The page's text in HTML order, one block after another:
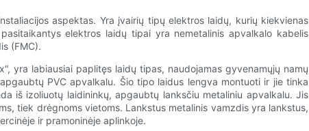
aspektas. Yra įvairių tipų elektros laidų, kurių kiekvienas
elektros laidų tipai yra nemetalinis apvalkalo kabelis
(FMC).
yra labiausiai paplitęs laidų tipas, naudojamas gyvenamųjų namų
PVC apvalkalu. Šio tipo laidus lengva montuoti ir jie tinka
iš izoliuotų laidininkų, apgaubtų lanksčiu metaliniu apvalkalu. Jis
tiek drėgnoms vietoms. Lankstus metalinis vamzdis yra lankstus,
ir pramoninėje aplinkoje.